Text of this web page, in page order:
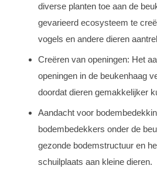
diverse planten toe aan de
gevarieerd ecosysteem te
vogels en andere dieren
Creëren van openingen: Het
openingen in de beukenhaag
doordat dieren gemakkelijker
Aandacht voor
bodembedekkers onder de
gezonde bodemstructuur en
schuilplaats aan kleine dieren.